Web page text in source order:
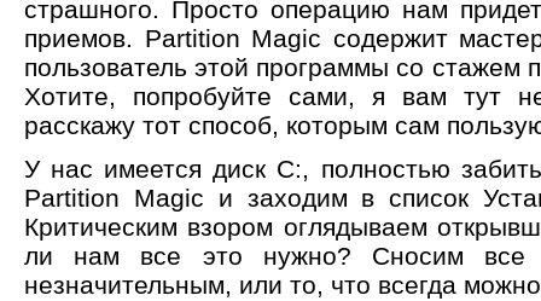
страшного. Просто операцию нам
приемов. Partition Magic содержит
пользователь этой программы со стажем
Хотите, попробуйте сами, я вам тут
расскажу тот способ, которым сам
У нас имеется диск C:, полностью
Partition Magic и заходим в список
Критическим взором оглядываем
ли нам все это нужно? Сносим все
незначительным, или то, что всегда